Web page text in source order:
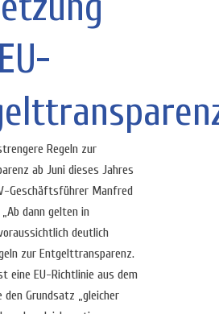
Regeln zur
ab Juni dieses Jahres
Geschäftsführer Manfred
dann gelten in
deutlich
zur Entgelttransparenz.
eine EU-Richtlinie aus dem
den Grundsatz „gleicher